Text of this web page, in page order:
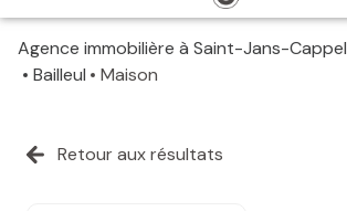
MON
MES
Agence immobilière à Saint-Jans-Cappel
Bailleul
Maison
Retour aux résultats